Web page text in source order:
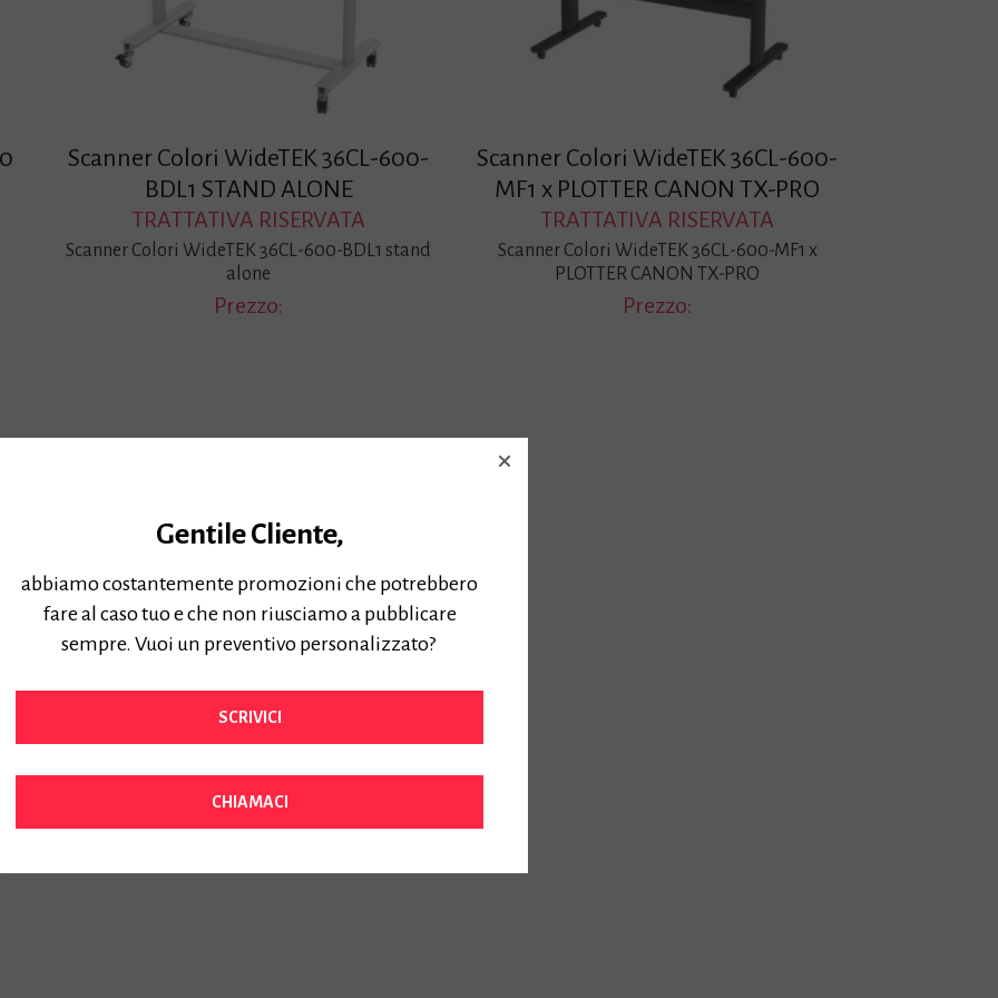
Scanner Colori WideTEK 36CL-600-
BDL1 STAND ALONE
TRATTATIVA RISERVATA
Scanner Colori WideTEK 36CL-600-BDL1 stand
alone
Prezzo:
Scanner Colori WideTEK 36CL-600-
MF1 x PLOTTER CANON TX-PRO
TRATTATIVA RISERVATA
Scanner Colori WideTEK 36CL-600-MF1 x
PLOTTER CANON TX-PRO
Prezzo:
Gentile Cliente,
abbiamo costantemente promozioni che potrebbero
fare al caso tuo e che non riusciamo a pubblicare
sempre. Vuoi un preventivo personalizzato?
SCRIVICI
CHIAMACI